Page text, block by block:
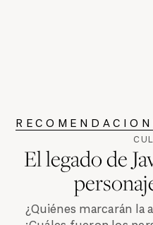
El legado de
¿Quiénes marcarán la